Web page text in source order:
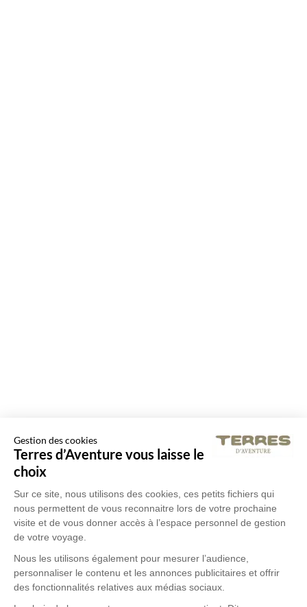
Gestion des cookies
Terres d’Aventure vous laisse le
choix
Sur ce site, nous utilisons des cookies, ces petits fichiers qui
nous permettent de vous reconnaitre lors de votre prochaine
visite et de vous donner accès à l’espace personnel de gestion
de votre voyage.
Nous les utilisons également pour mesurer l’audience,
personnaliser le contenu et les annonces publicitaires et offrir
des fonctionnalités relatives aux médias sociaux.